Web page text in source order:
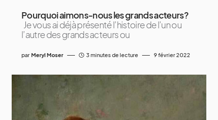
Pourquoi aimons-nous les grands acteurs?
Je vous ai déjà présenté l’histoire de l’un ou
l’autre des grands acteurs ou
par Meryl Moser 3 minutes de lecture 9 février 2022